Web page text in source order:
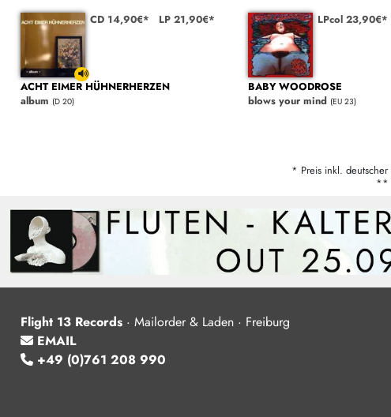
CD 14,90€* LP 21,90€*
ACHT EIMER HÜHNERHERZEN
album (D 20)
LPcol 23,90€*
BABY WOODROSE
blows your mind (EU 23)
* Preis inkl. deutscher
**
Flight 13 Records · Mailorder & Laden · Freiburg
EMAIL
+49 (0)761 208 990